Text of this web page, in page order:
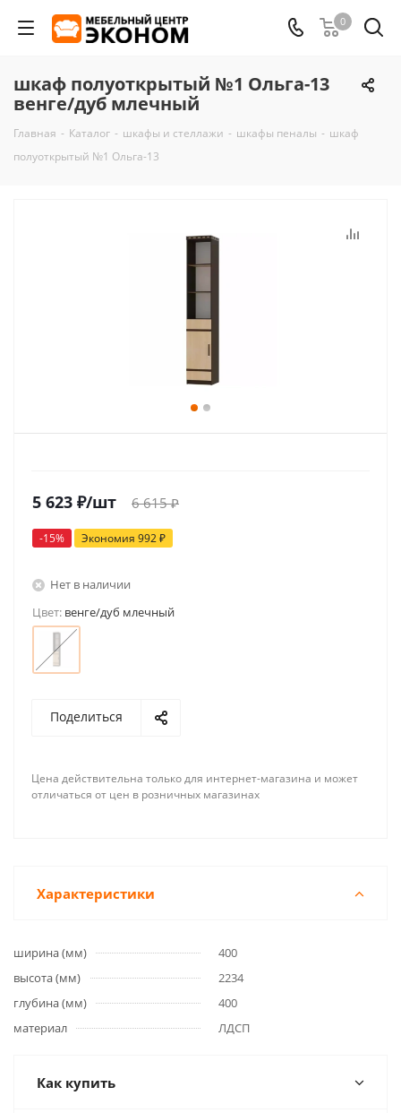
0
шкаф полуоткрытый №1 Ольга-13
венге/дуб млечный
Главная - Каталог - шкафы и стеллажи - шкафы пеналы - шкаф
полуоткрытый №1 Ольга-13
5 623 ₽/шт 6 615₽
-15% Экономия 992₽
Нет в наличии
Цвет: венге/дуб млечный
Поделиться
Цена действительна только для интернет-магазина и может
отличаться от цен в розничных магазинах
Характеристики
ширина (мм)
400
высота (мм)
2234
глубина (мм)
400
материал
ЛДСП
Как купить